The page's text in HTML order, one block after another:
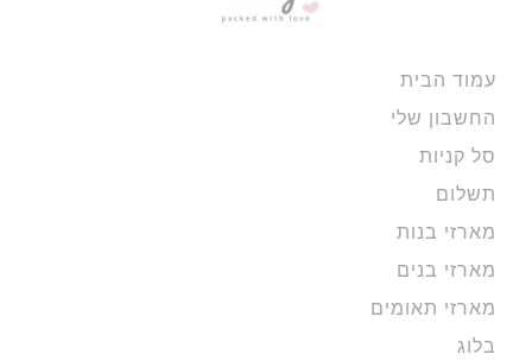
עמוד הבית
החשבון שלי
סל קניות
תשלום
מארזי בנות
מארזי בנים
מארזי תאומים
בלוג